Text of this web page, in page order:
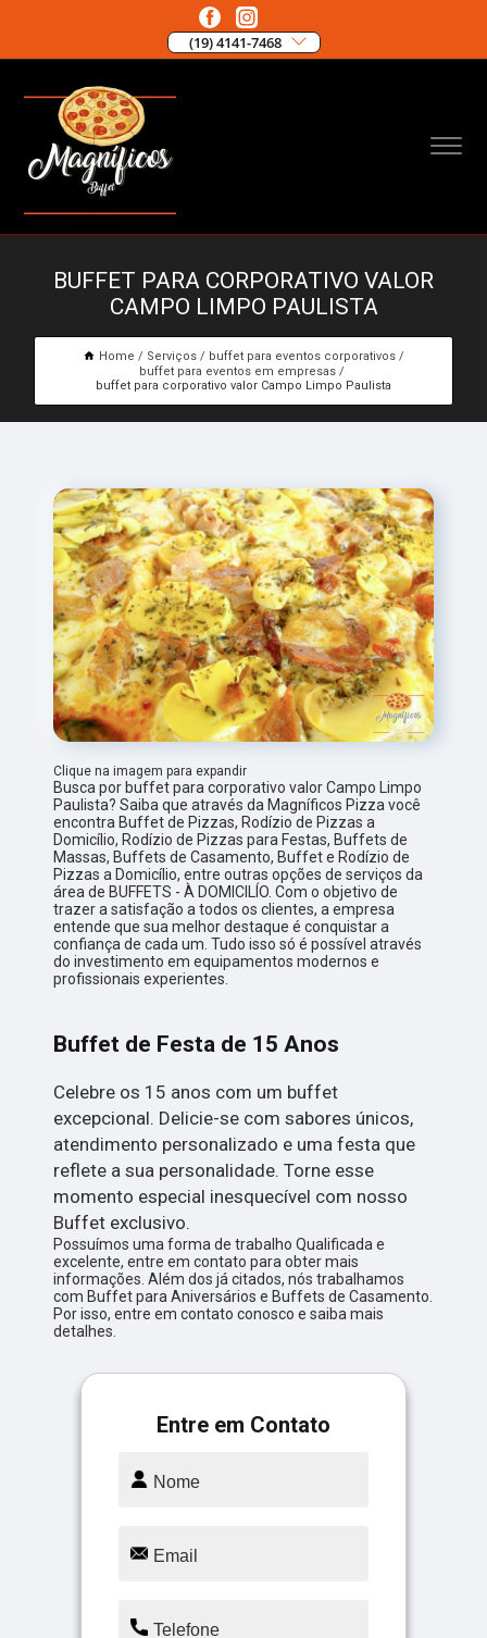
(19) 4141-7468
BUFFET PARA CORPORATIVO VALOR
CAMPO LIMPO PAULISTA
Home Serviços
buffet para eventos corporativos
buffet para eventos em empresas
buffet para corporativo valor Campo Limpo Paulista
Clique na imagem para expandir
Busca por buffet para corporativo valor Campo Limpo
Paulista? Saiba que através da Magníficos Pizza você
encontra Buffet de Pizzas, Rodízio de Pizzas a
Domicílio, Rodízio de Pizzas para Festas, Buffets de
Massas, Buffets de Casamento, Buffet e Rodízio de
Pizzas a Domicílio, entre outras opções de serviços da
área de BUFFETS - À DOMICILÍO. Com o objetivo de
trazer a satisfação a todos os clientes, a empresa
entende que sua melhor destaque é conquistar a
confiança de cada um. Tudo isso só é possível através
do investimento em equipamentos modernos e
profissionais experientes.
Buffet de Festa de 15 Anos
Celebre os 15 anos com um buffet
excepcional. Delicie-se com sabores únicos,
atendimento personalizado e uma festa que
reflete a sua personalidade. Torne esse
momento especial inesquecível com nosso
Buffet exclusivo.
Possuímos uma forma de trabalho Qualificada e
excelente, entre em contato para obter mais
informações. Além dos já citados, nós trabalhamos
com Buffet para Aniversários e Buffets de Casamento.
Por isso, entre em contato conosco e saiba mais
detalhes.
Entre em Contato